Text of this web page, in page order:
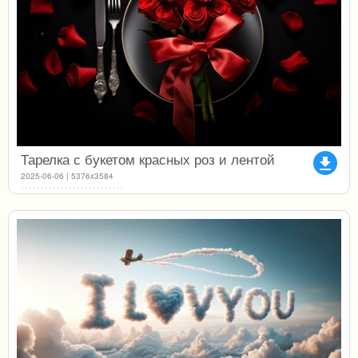
file_download
Тарелка с букетом красных роз и лентой
2025-06-06 | 5376x3584